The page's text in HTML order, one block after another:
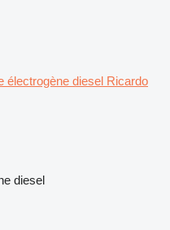
électrogène diesel Ricardo
diesel